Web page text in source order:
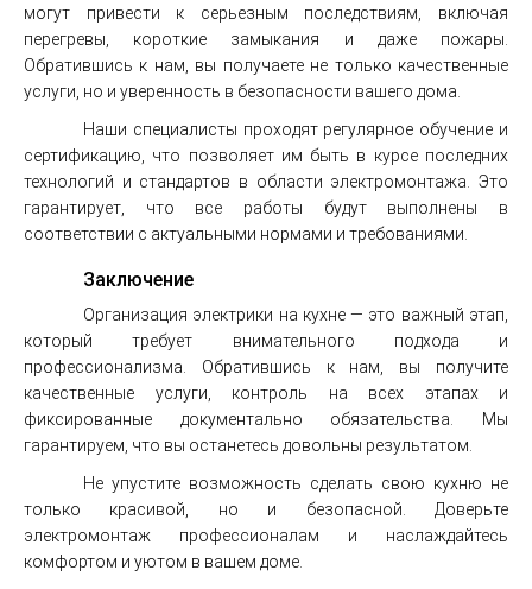
могут привести к серьезным последствиям, включая
перегревы, короткие замыкания и даже пожары.
Обратившись к нам, вы получаете не только качественные
услуги, но и уверенность в безопасности вашего дома.
Наши специалисты проходят регулярное обучение и
сертификацию, что позволяет им быть в курсе последних
технологий и стандартов в области электромонтажа. Это
гарантирует, что все работы будут выполнены в
соответствии с актуальными нормами и требованиями.
Заключение
Организация электрики на кухне — это важный этап,
который требует внимательного подхода и
профессионализма. Обратившись к нам, вы получите
качественные услуги, контроль на всех этапах и
фиксированные документально обязательства. Мы
гарантируем, что вы останетесь довольны результатом.
Не упустите возможность сделать свою кухню не
только красивой, но и безопасной. Доверьте
электромонтаж профессионалам и наслаждайтесь
комфортом и уютом в вашем доме.